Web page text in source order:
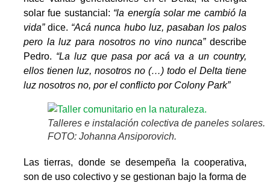
solar fue sustancial: “la energía solar me cambió la
vida”dice. “Acá nunca hubo luz, pasaban los palos
pero la luz para nosotros no vino nunca”describe
Pedro. “La luz que pasa por acá va a un country,
ellos tienen luz, nosotros no (…) todo el Delta tiene
luz nosotros no, por el conflicto por Colony Park”
Talleres e instalación colectiva de paneles solares.
FOTO: Johanna Ansiporovich.
Las tierras, donde se desempeña la cooperativa,
son de uso colectivo y se gestionan bajo la forma de